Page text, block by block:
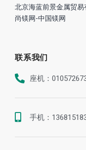
北京海蓝前景金属贸易
尚镁网-中国镁网
联系我们
座机：
手机：